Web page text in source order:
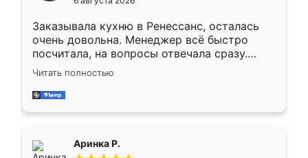
мебели буду заказывать только здесь.
Заказывала кухню в Ренессанс, осталась
очень довольна. Менеджер всё быстро
посчитала, на вопросы отвечала сразу.
Замерщик приехал в субботу, подошёл к
делу со всей ответственностью. Собрали
за день, ребята работали аккуратно, даже
Читать полностью
Аринка Р.